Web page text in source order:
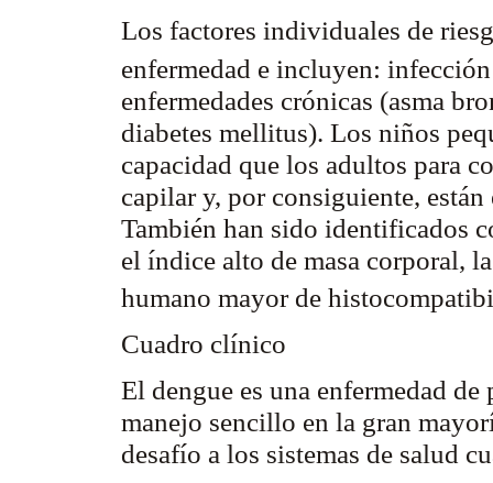
Los factores individuales de
enfermedad e incluyen:
enfermedades crónicas (asma
diabetes mellitus). Los niños
capacidad que los adultos para
capilar y, por consiguiente,
También han sido identificados
el índice alto de masa corporal,
humano mayor de
Cuadro clínico
El dengue es una enfermedad
manejo sencillo en la gran
desafío a los sistemas de salud